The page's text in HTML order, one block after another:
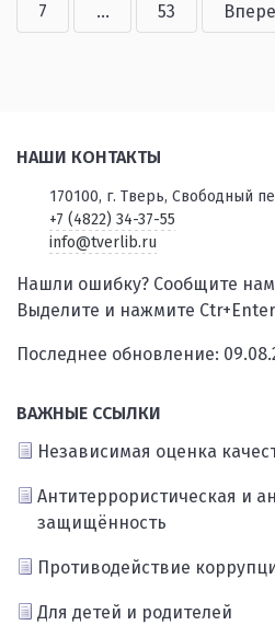
7 ... 53
НАШИ КОНТАКТЫ
170100, г. Тверь, Свободный
+7 (4822) 34-37-55
info@tverlib.ru
Нашли ошибку? Сообщите
Выделите и нажмите Ctr+Enter
Последнее обновление:
ВАЖНЫЕ ССЫЛКИ
Независимая оценка
Антитеррористическая и
защищённость
Противодействие
Для детей и родителей